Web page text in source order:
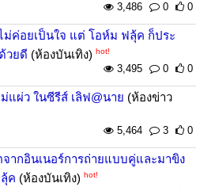
3,486 0 0
ม่ค่อยเป็นใจ แต่ โอห์ม ฟลุ้ค ก็ประ
วยดี (ห้องบันเทิง) hot!
3,495 0 0
ผ่ว ในซีรีส์ เลิฟ@นาย (ห้องข่าว
5,464 3 0
ากอินเนอร์การถ่ายแบบคู่และมาขิง
ค (ห้องบันเทิง) hot!